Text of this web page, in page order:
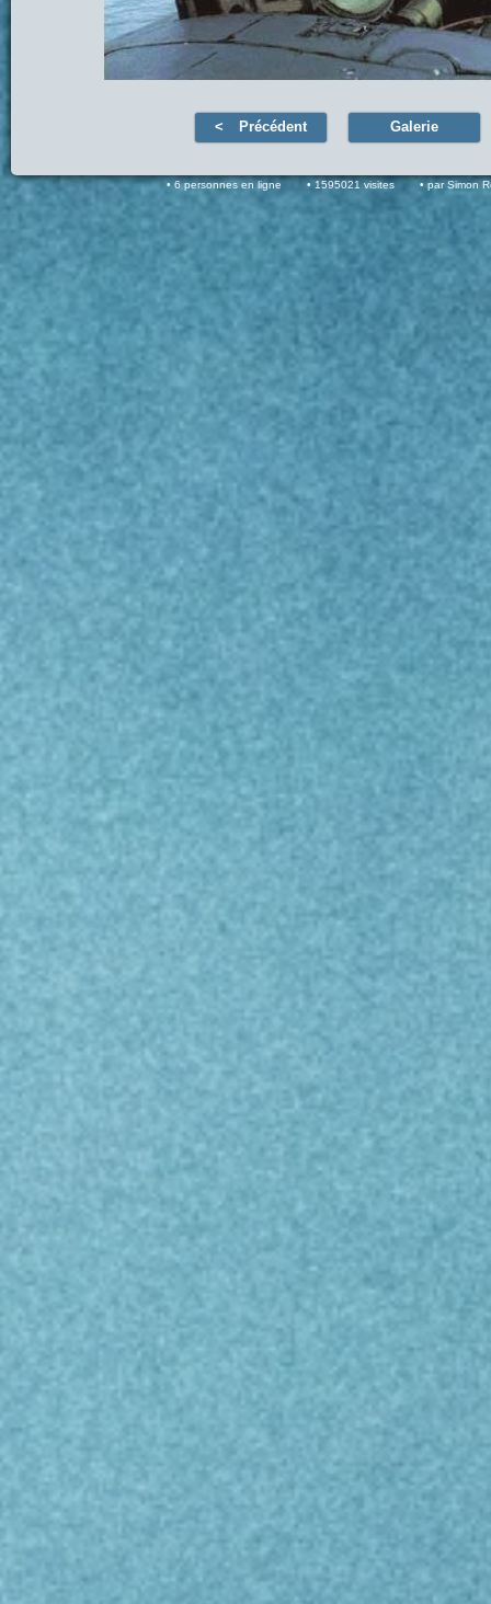
Précédent Galerie
6 personnes en ligne 1595021 visites par Simon